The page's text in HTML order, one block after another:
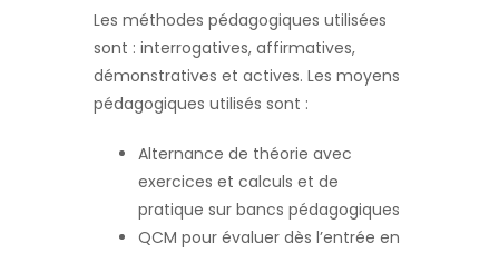
Les méthodes pédagogiques utilisées
sont : interrogatives, affirmatives,
démonstratives et actives. Les moyens
pédagogiques utilisés sont :
Alternance de théorie avec
exercices et calculs et de
pratique sur bancs pédagogiques
QCM pour évaluer dès l’entrée en